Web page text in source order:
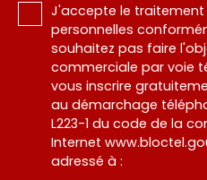
J'accepte le
personnelles
souhaitez pas faire
commerciale par voie
vous inscrire
au démarchage
L223-1 du code de la
Internet
adressé à :